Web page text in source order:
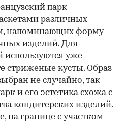
парк
различных
напоминающих форму
изделий. Для
используются уже
стриженые кусты. Образ
не случайно, так
и его эстетика схожа с
кондитерских изделий.
на границе с участком